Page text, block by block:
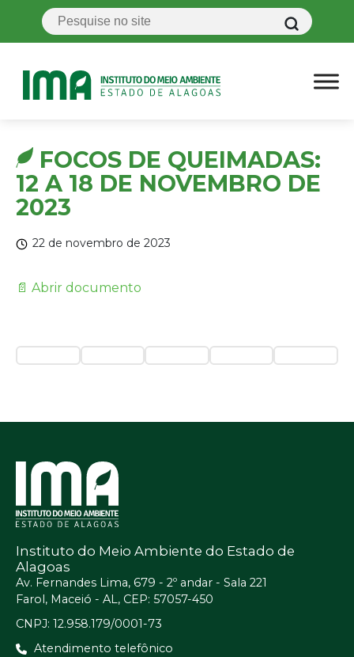
FOCOS DE QUEIMADAS:
12 A 18 DE NOVEMBRO DE
2023
22 de novembro de 2023
📄 Abrir documento
Instituto do Meio Ambiente do Estado de
Alagoas
Av. Fernandes Lima, 679 - 2º andar - Sala 221
Farol, Maceió - AL, CEP: 57057-450
CNPJ: 12.958.179/0001-73
Atendimento telefônico